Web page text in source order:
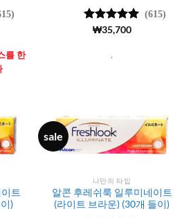
를 한
5 중에서
(615)
₩35,700
.
트
)
sale
나만의 타입
알콘 후레쉬룩 일루미네이트
(라이트 브라운) (30개 들이)